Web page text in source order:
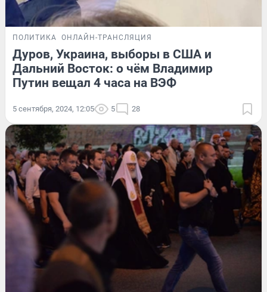
ПОЛИТИКА ОНЛАЙН-ТРАНСЛЯЦИЯ
Дуров, Украина, выборы в США и
Дальний Восток: о чём Владимир
Путин вещал 4 часа на ВЭФ
5 сентября, 2024, 12:05 5 28